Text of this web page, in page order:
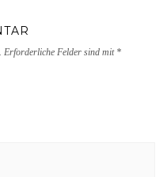
Erforderliche Felder sind mit *